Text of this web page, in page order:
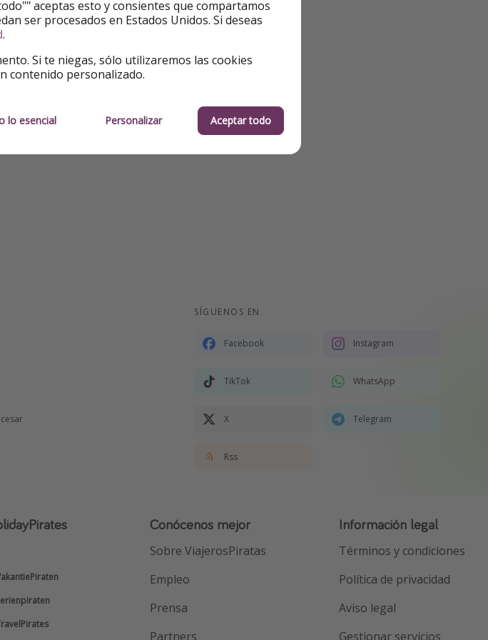
concierto es tendencia este
SÍGUENOS EN
Facebook Instagram
TikTok WhatsApp
X Telegram
Rss
Conócenos mejor
Sobre ViajerosPiratas
Empleo
Prensa
Partners
Información legal
Términos y condiciones
Política de privacidad
Aviso legal
Gestionar servicios
aceptas esto y consientes que compartamos
ser procesados en Estados Unidos. Si deseas
.
Si te niegas, sólo utilizaremos las cookies
contenido personalizado.
lo esencial Personalizar Aceptar todo